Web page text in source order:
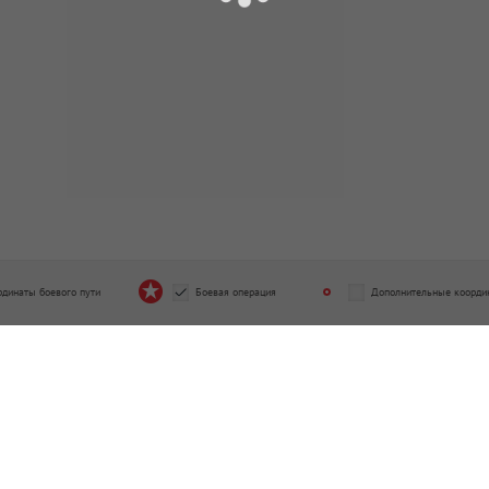
боевого пути Боевая операция Дополнительные